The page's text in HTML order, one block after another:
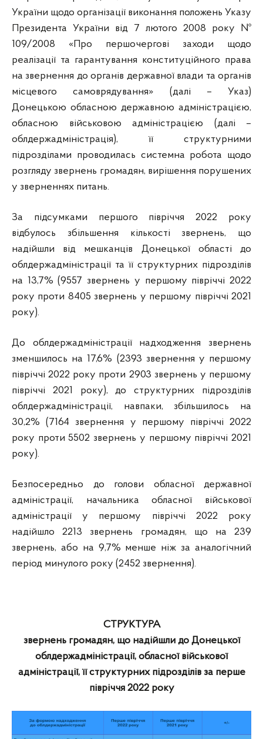
України щодо організації виконання положень Указу
Президента України від 7 лютого 2008 року №
109/2008 «Про першочергові заходи щодо
реалізації та гарантування конституційного права
на звернення до органів державної влади та органів
місцевого самоврядування» (далі – Указ)
Донецькою обласною державною адміністрацією,
обласною військовою адміністрацією (далі –
облдержадміністрація), її структурними
підрозділами проводилась системна робота щодо
розгляду звернень громадян, вирішення порушених
у зверненнях питань.
За підсумками першого півріччя 2022 року
відбулось збільшення кількості звернень, що
надійшли від мешканців Донецької області до
облдержадміністрації та її структурних підрозділів
на 13,7% (9557 звернень у першому півріччі 2022
року проти 8405 звернень у першому півріччі 2021
року).
До облдержадміністрації надходження звернень
зменшилось на 17,6% (2393 звернення у першому
півріччі 2022 року проти 2903 звернень у першому
півріччі 2021 року), до структурних підрозділів
облдержадміністрації, навпаки, ­збільшилось на
30,2% (7164 звернення у першому півріччі 2022
року проти 5502 звернень у першому півріччі 2021
року).
Безпосередньо до голови обласної державної
адміністрації, начальника обласної військової
адміністрації у першому півріччі 2022 року
надійшло 2213 звернень громадян, що на 239
звернень, або на 9,7% менше ніж за аналогічний
період минулого року (2452 звернення).
СТРУКТУРА
звернень громадян, що надійшли до Донецької
облдержадміністрації, обласної військової
адміністрації, її структурних підрозділівза перше
півріччя 2022 року